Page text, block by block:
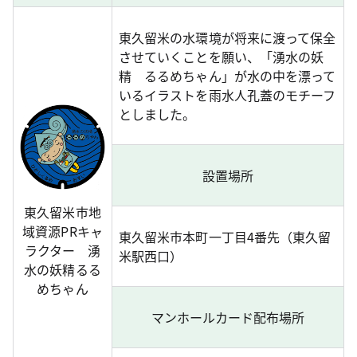
東久留米市地
域資源PRキャ
ラクター 湧
水の妖精るる
めちゃん
東久留米の水環境が将来に渡って保全
させていくことを願い、「湧水の妖
精 るるめちゃん」が水の中を漂って
いるイラストを雨水人孔蓋のモチーフ
としました。
設置場所
東久留米市本町一丁目4番先（東久留
米駅西口）
マンホールカード配布場所